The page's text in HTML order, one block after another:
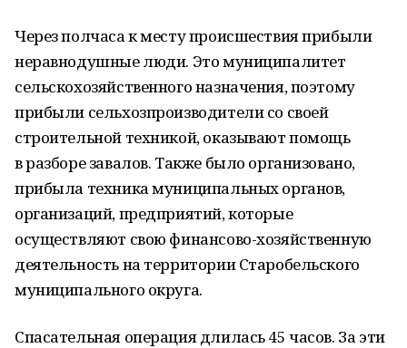
Через полчаса к месту происшествия прибыли
неравнодушные люди. Это муниципалитет
сельскохозяйственного назначения, поэтому
прибыли сельхозпроизводители со своей
строительной техникой, оказывают помощь
в разборе завалов. Также было организовано,
прибыла техника муниципальных органов,
организаций, предприятий, которые
осуществляют свою финансово-хозяйственную
деятельность на территории Старобельского
муниципального округа.
Спасательная операция длилась 45 часов. За эти